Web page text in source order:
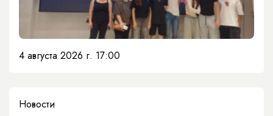
4 августа 2026 г. 17:00
Новости